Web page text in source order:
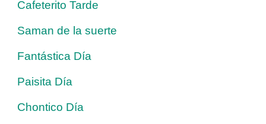
Cafeterito Tarde
Saman de la suerte
Fantástica Día
Paisita Día
Chontico Día